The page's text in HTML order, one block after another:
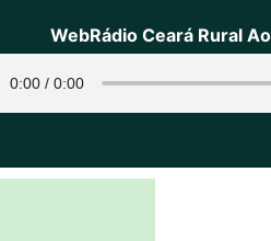
WebRádio Ceará Rural